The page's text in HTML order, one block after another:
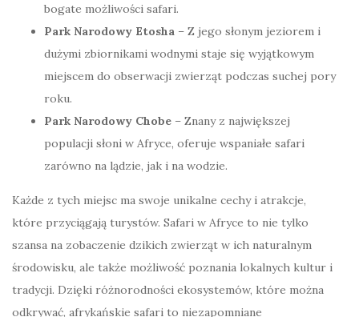
bogate możliwości safari.
Park Narodowy Etosha – Z jego słonym jeziorem i
dużymi zbiornikami wodnymi staje się wyjątkowym
miejscem do obserwacji zwierząt podczas suchej pory
roku.
Park Narodowy Chobe – Znany z największej
populacji słoni w Afryce, oferuje wspaniałe safari
zarówno na lądzie, jak i na wodzie.
Każde z tych miejsc ma swoje unikalne cechy i atrakcje,
które przyciągają turystów. Safari w Afryce to nie tylko
szansa na zobaczenie dzikich zwierząt w ich naturalnym
środowisku, ale także możliwość poznania lokalnych kultur i
tradycji. Dzięki różnorodności ekosystemów, które można
odkrywać, afrykańskie safari to niezapomniane